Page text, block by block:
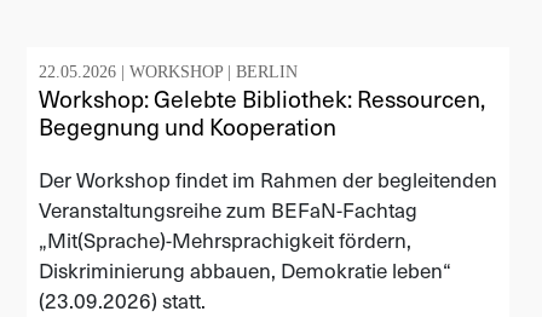
22.05.2026 | WORKSHOP | BERLIN
Workshop: Gelebte Bibliothek: Ressourcen,
Begegnung und Kooperation
Der Workshop findet im Rahmen der begleitenden
Veranstaltungsreihe zum BEFaN-Fachtag
„Mit(Sprache)-Mehrsprachigkeit fördern,
Diskriminierung abbauen, Demokratie leben“
(23.09.2026) statt.